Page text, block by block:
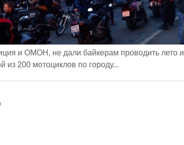
и ОМОН, не дали байкерам проводить лето и
из 200 мотоциклов по городу...